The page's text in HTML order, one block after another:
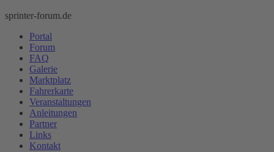
sprinter-forum.de
Portal
Forum
FAQ
Galerie
Marktplatz
Fahrerkarte
Veranstaltungen
Anleitungen
Partner
Links
Kontakt